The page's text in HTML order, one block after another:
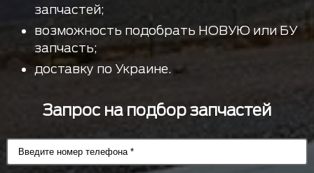
запчастей;
возможность подобрать НОВУЮ или БУ
запчасть;
доставку по Украине.
Запрос на подбор запчастей